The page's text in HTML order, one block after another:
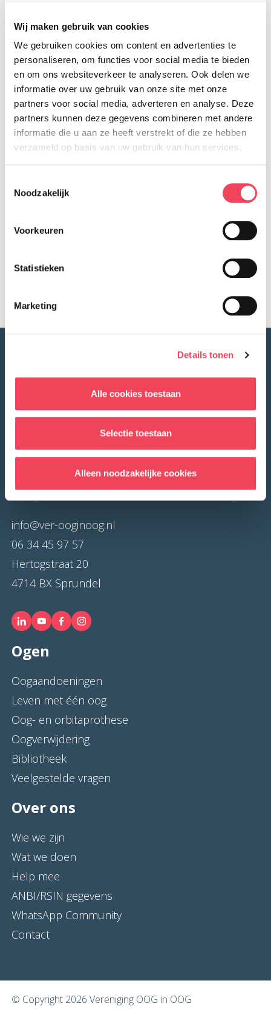
Wij maken gebruik van cookies
We gebruiken cookies om content en advertenties te
personaliseren, om functies voor social media te bieden
en om ons websiteverkeer te analyseren. Ook delen we
informatie over uw gebruik van onze site met onze
partners voor social media, adverteren en analyse. Deze
partners kunnen deze gegevens combineren met andere
informatie die u aan ze heeft verstrekt of die ze hebben
verzameld op basis van uw gebruik van hun services.
Noodzakelijk
Voorkeuren
Statistieken
Marketing
Details tonen
Alle cookies toestaan
Selectie toestaan
Alleen noodzakelijke cookies
Facebook
LinkedIn
Contact
info@ver-ooginoog.nl
06 34 45 97 57
Hertogstraat 20
4714 BX Sprundel
Ogen
Oogaandoeningen
Leven met één oog
Oog- en orbitaprothese
Oogverwijdering
Bibliotheek
Veelgestelde vragen
Over ons
Wie we zijn
Wat we doen
Help mee
ANBI/RSIN gegevens
WhatsApp Community
Contact
© Copyright 2026 Vereniging OOG in OOG